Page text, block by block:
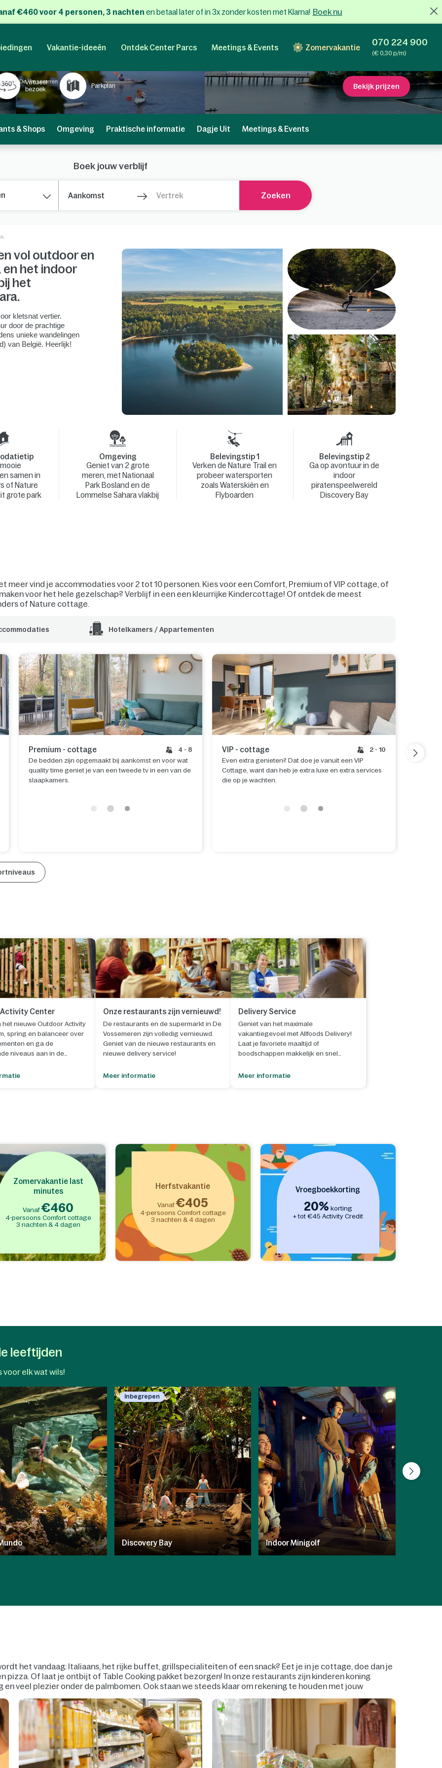
€460 voor 4 personen, 3 nachten en betaal later of in 3x zonder kosten met Klarna! Boek nu
Vakantie-ideeën Ontdek Center Parcs Meetings & Events Zomervakantie 070 224 900
(€ 0,30 p/m)
Domaine De Vossemeren
Virtueel
bezoek
Parkplan Bekijk prijzen
& Shops Omgeving Praktische informatie Dagje Uit Meetings & Events
Boek jouw verblijf
Zoeken
vol outdoor en
het indoor
het
kletsnat vertier.
door de prachtige
unieke wandelingen
van België. Heerlijk!
samen in
of Nature
grote park
Omgeving
Geniet van 2 grote
meren, met Nationaal
Park Bosland en de
Lommelse Sahara vlakbij
Belevingstip 1
Verken de Nature Trail en
probeer watersporten
zoals Waterskiën en
Flyboarden
Belevingstip 2
Ga op avontuur in de
indoor
piratenspeelwereld
Discovery Bay
meer vind je accommodaties voor 2 tot 10 personen. Kies voor een Comfort, Premium of VIP cottage, of
voor het hele gezelschap? Verblijf in een een kleurrijke Kindercottage! Of ontdek de meest
of Nature cottage.
Hotelkamers / Appartementen
Premium - cottage
4 - 8
De bedden zijn opgemaakt bij aankomst en voor wat
quality time geniet je van een tweede tv in een van de
slaapkamers.
VIP - cottage
2 - 10
Even extra genieten? Dat doe je vanuit een VIP
Cottage, want dan heb je extra luxe en extra services
die op je wachten.
Center
het nieuwe Outdoor Activity
spring en balanceer over
en ga de
niveaus aan in de
Onze restaurants zijn vernieuwd!
De restaurants en de supermarkt in De
Vossemeren zijn volledig vernieuwd.
Geniet van de nieuwe restaurants en
nieuwe delivery service!
Meer informatie
Delivery Service
Geniet van het maximale
vakantiegevoel met Allfoods Delivery!
Laat je favoriete maaltijd of
boodschappen makkelijk en snel
Center Parcs app of de QR-code in
box
voor een avond vol samenzijn.
Ook je
dagelijkse
boodschappen
vers brood, fruit, snacks, drankjes,
babyvoeding en zelfs borrelboxen voor
een feestelijke start. Of kies voorkant-
zoals veggie
soep of een pasta-avond.
Met onze Delivery Service geniet je
zorgeloos, lekker én comfortabel,
Meer informatie
Zomervakantie last
minutes
Vanaf€460
4-persoons Comfort cottage
3 nachten & 4 dagen
Herfstvakantie
Vanaf€405
4-persoons Comfort cottage
3 nachten & 4 dagen
Vroegboekkorting
20% korting
+ tot €45 Activity Credit
leeftijden
elk wat wils!
Inbegrepen
Discovery Bay Indoor Minigolf
het vandaag: Italiaans, het rijke buffet, grillspecialiteiten of een snack? Eet je in je cottage, doe dan je
pizza. Of laat je ontbijt of Table Cooking pakket bezorgen! In onze restaurants zijn kinderen koning
veel plezier onder de palmbomen. Ook staan we steeds klaar om rekening te houden met jouw